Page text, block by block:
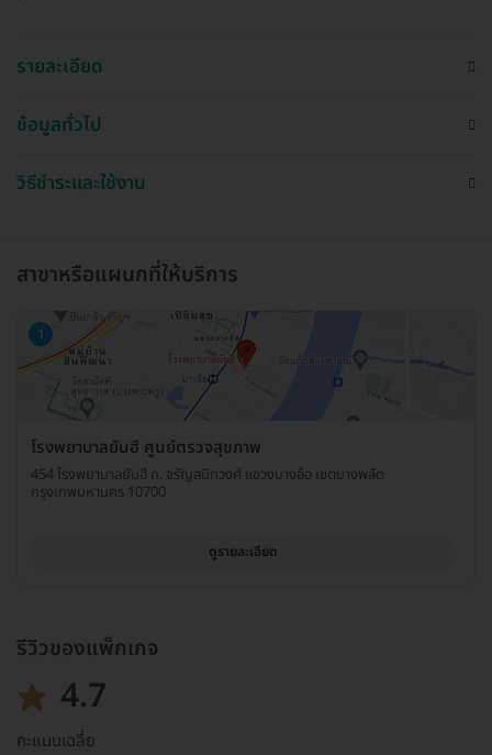
รายละเอียด
ข้อมูลทั่วไป
วิธีชำระและใช้งาน
สาขาหรือแผนกที่ให้บริการ
1
โรงพยาบาลยันฮี ศูนย์ตรวจสุขภาพ
454 โรงพยาบาลยันฮี ถ. จรัญสนิทวงศ์ แขวงบางอ้อ เขตบางพลัด
กรุงเทพมหานคร 10700
ดูรายละเอียด
รีวิวของแพ็กเกจ
4.7
คะแนนเฉลี่ย